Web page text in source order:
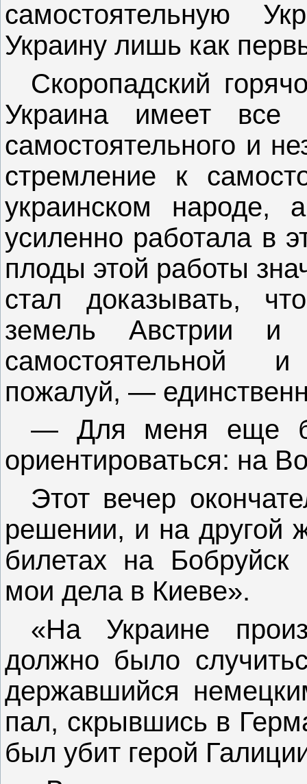
самостоятельную
Украину лишь как
Скоропадский
Украина имеет все
самостоятельного и
стремление к
украинском народе,
усиленно работала в
плоды этой работы
стал доказывать,
земель Австрии и
самостоятельной
пожалуй, —
— Для меня еще
ориентироваться: на
Этот вечер
решении, и на другой
билетах на
мои дела в Киеве».
«На Украине
должно было
державшийся
пал, скрывшись в
был убит герой